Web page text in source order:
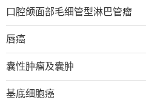
口腔颌面部毛细管型淋巴管瘤
唇癌
囊性肿瘤及囊肿
基底细胞癌